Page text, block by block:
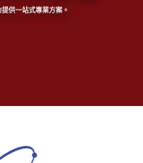
供一站式專業方案。